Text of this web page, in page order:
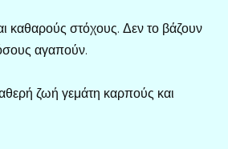
καθαρούς στόχους. Δεν το βάζουν
αγαπούν.
ζωή γεμάτη καρπούς και